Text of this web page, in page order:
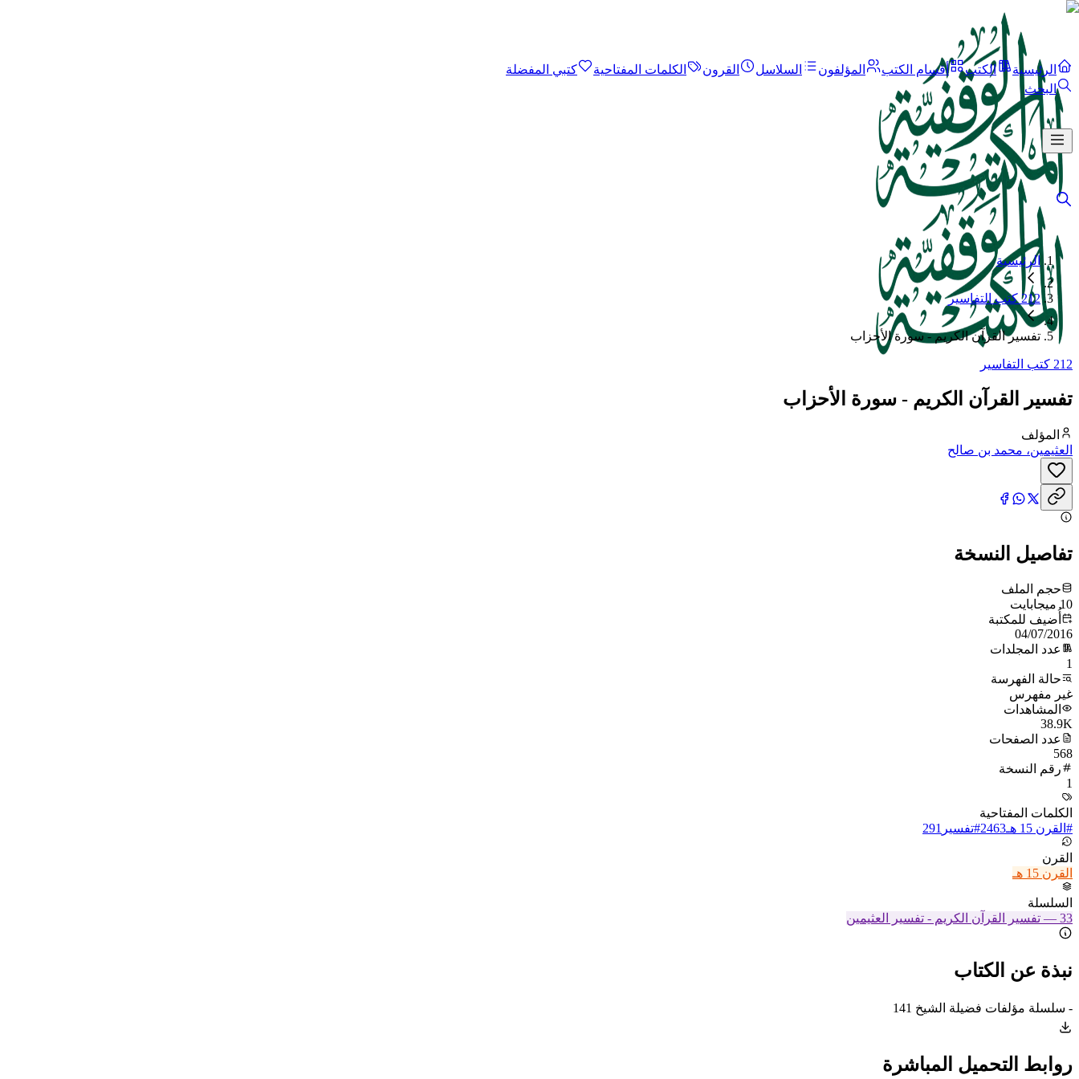
الرئيسية الكتب أقسام الكتب المؤلفون السلاسل القرون الكلمات المفتاحية
كتبي المفضلة
البحث
الرئيسية
212 كتب التفاسير
تفسير القرآن الكريم - سورة الأحزاب
212 كتب التفاسير
تفسير القرآن الكريم - سورة الأحزاب
المؤلف
العثيمين، محمد بن صالح
تفاصيل النسخة
حجم الملف
10 ميجابايت
أُضيف للمكتبة
04/07/2016
عدد المجلدات
1
حالة الفهرسة
غير مفهرس
المشاهدات
38.9K
عدد الصفحات
568
رقم النسخة
1
الكلمات المفتاحية
# القرن 15 هـ 2463
#تفسير 291
القرن
القرن 15 هـ
السلسلة
33
— تفسير القرآن الكريم - تفسير العثيمين
نبذة عن الكتاب
- سلسلة مؤلفات فضيلة الشيخ 141
روابط التحميل المباشرة